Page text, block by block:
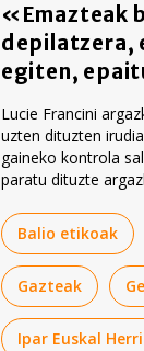
«Emazteak
depilatzera,
egiten,
Lucie Francini
uzten dituzten
gaineko kontrola
paratu dituzte
Balio etikoak
Gazteak
Ipar Euskal